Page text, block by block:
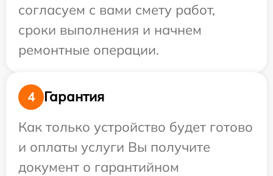
согласуем с вами смету работ,
сроки выполнения и начнем
ремонтные операции.
4
Гарантия
Как только устройство будет готово
и оплаты услуги Вы получите
документ о гарантийном